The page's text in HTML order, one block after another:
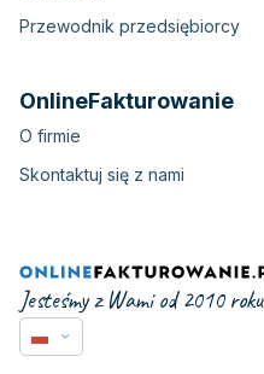
Przewodnik przedsiębiorcy
OnlineFakturowanie
O firmie
Skontaktuj się z nami
Jesteśmy z Wami od 2010 roku